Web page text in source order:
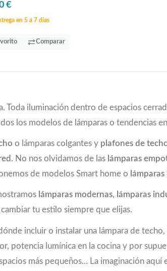
€
en 5 a 7 días
Comparar
Toda iluminación dentro de espacios
los modelos de lámparas o tendencias
o lámparas colgantes y plafones de
. No nos olvidamos de las lámparas
de modelos Smart home o
lámparas modernas, lámparas
tu estilo siempre que elijas.
incluir o instalar una lámpara de
potencia lumínica en la cocina y por
más pequeños... La imaginación